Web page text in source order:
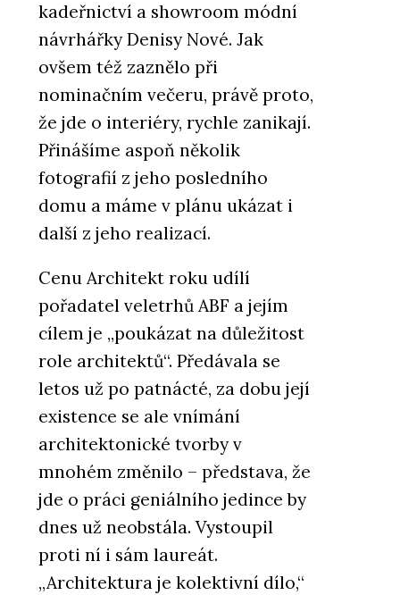
kadeřnictví a showroom módní
návrhářky Denisy Nové. Jak
ovšem též zaznělo při
nominačním večeru, právě proto,
že jde o interiéry, rychle zanikají.
Přinášíme aspoň několik
fotografií z jeho posledního
domu a máme v plánu ukázat i
další z jeho realizací.
Cenu Architekt roku udílí
pořadatel veletrhů ABF a jejím
cílem je „poukázat na důležitost
role architektů“. Předávala se
letos už po patnácté, za dobu její
existence se ale vnímání
architektonické tvorby v
mnohém změnilo – představa, že
jde o práci geniálního jedince by
dnes už neobstála. Vystoupil
proti ní i sám laureát.
„Architektura je kolektivní dílo,“